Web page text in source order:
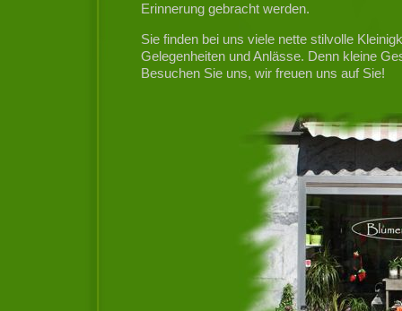
Erinnerung gebracht werden.
Sie finden bei uns viele nette stilvolle
Gelegenheiten und Anlässe. Denn kleine
Besuchen Sie uns, wir freuen uns auf Sie!